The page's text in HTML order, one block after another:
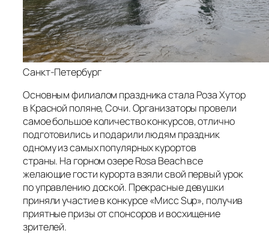
Санкт-Петербург
Основным филиалом праздника стала Роза Хутор
в Красной поляне, Сочи. Организаторы провели
самое большое количество конкурсов, отлично
подготовились и подарили людям праздник
одному из самых популярных курортов
страны. На горном озере Rosa Beach все
желающие гости курорта взяли свой первый урок
по управлению доской. Прекрасные девушки
приняли участие в конкурсе «Мисс Sup», получив
приятные призы от спонсоров и восхищение
зрителей.